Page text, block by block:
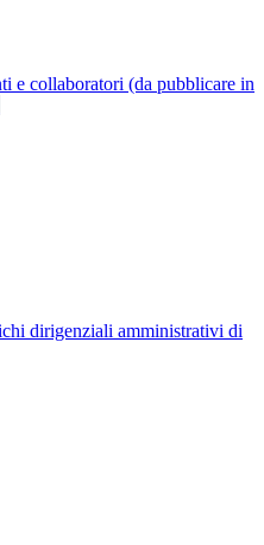
e collaboratori (da pubblicare in
dirigenziali amministrativi di